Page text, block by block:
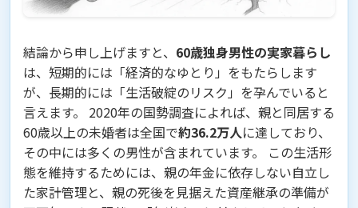
結論から申し上げますと、 60歳独身男性の実家暮らし
は、短期的には「経済的なゆとり」をもたらします
が、長期的には「生活破綻のリスク」を孕んでいると
言えます。 2020年の国勢調査によれば、親と同居する
60歳以上の未婚者は全国で約36.2万人に達しており、
その中には多くの男性が含まれています。 この生活形
態を維持するためには、親の年金に依存しない自立し
た家計管理と、親の死後を見据えた資産継承の準備が